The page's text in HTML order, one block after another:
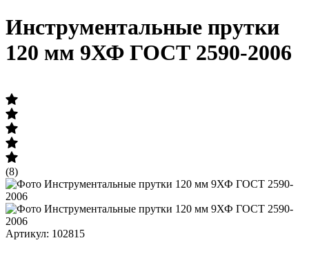
Инструментальные прутки
120 мм 9ХФ ГОСТ 2590-2006
(8)
Артикул: 102815